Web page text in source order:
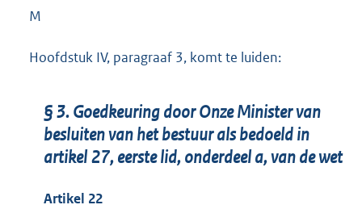
M
Hoofdstuk IV, paragraaf 3, komt te luiden:
§ 3. Goedkeuring door Onze Minister van
besluiten van het bestuur als bedoeld in
artikel 27, eerste lid, onderdeel a, van de wet
Artikel 22